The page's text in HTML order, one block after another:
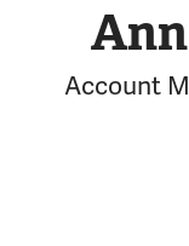
Account